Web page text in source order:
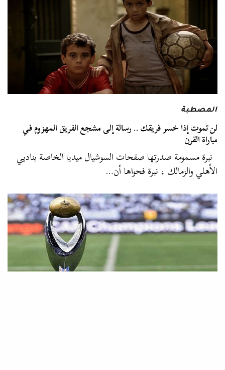
المصطبة
لن تموت إذا خسر فريقك .. رسالة إلى مشجع الفريق المهزوم في
مباراة القرن
نبرة مسمومة صدرتها صفحات السوشيال ميديا الخاصة بناديي
الأهلي والزمالك ، نبرة فحواها أن…